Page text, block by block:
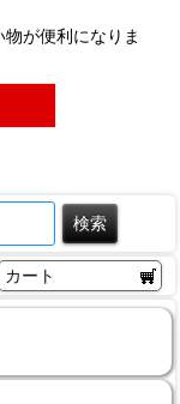
が便利になりま
カート